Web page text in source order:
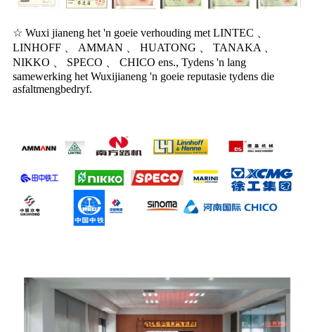
☆ Wuxi jianeng het 'n goeie verhouding met LINTEC 、
LINHOFF 、 AMMAN 、 HUATONG 、 TANAKA 、
NIKKO 、 SPECO 、 CHICO ens., Tydens 'n lang
samewerking het Wuxijianeng 'n goeie reputasie tydens die
asfaltmengbedryf.